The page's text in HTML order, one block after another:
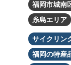
福岡市城南
糸島エリア
サイクリン
福岡の特産